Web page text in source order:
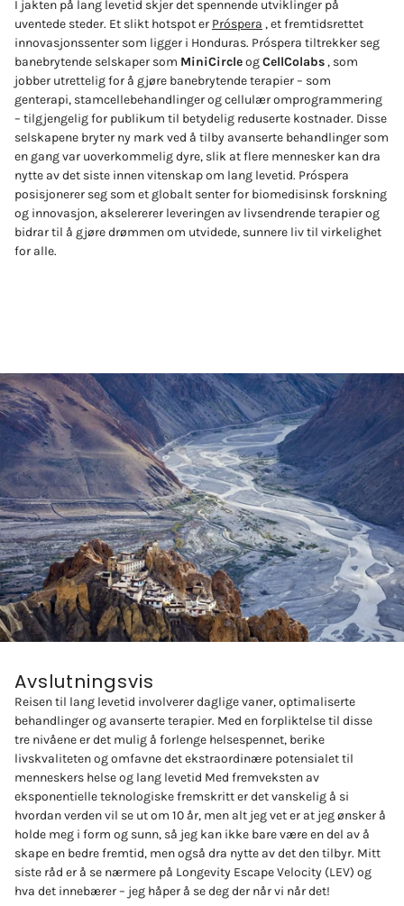
I jakten på lang levetid skjer det spennende utviklinger på
uventede steder. Et slikt hotspot er Próspera , et fremtidsrettet
innovasjonssenter som ligger i Honduras. Próspera tiltrekker seg
banebrytende selskaper som MiniCircleogCellColabs, som
jobber utrettelig for å gjøre banebrytende terapier – som
genterapi, stamcellebehandlinger og cellulær omprogrammering
– tilgjengelig for publikum til betydelig reduserte kostnader. Disse
selskapene bryter ny mark ved å tilby avanserte behandlinger som
en gang var uoverkommelig dyre, slik at flere mennesker kan dra
nytte av det siste innen vitenskap om lang levetid. Próspera
posisjonerer seg som et globalt senter for biomedisinsk forskning
og innovasjon, akselererer leveringen av livsendrende terapier og
bidrar til å gjøre drømmen om utvidede, sunnere liv til virkelighet
for alle.
Avslutningsvis
Reisen til lang levetid involverer daglige vaner, optimaliserte
behandlinger og avanserte terapier. Med en forpliktelse til disse
tre nivåene er det mulig å forlenge helsespennet, berike
livskvaliteten og omfavne det ekstraordinære potensialet til
menneskers helse og lang levetid Med fremveksten av
eksponentielle teknologiske fremskritt er det vanskelig å si
hvordan verden vil se ut om 10 år, men alt jeg vet er at jeg ønsker å
holde meg i form og sunn, så jeg kan ikke bare være en del av å
skape en bedre fremtid, men også dra nytte av det den tilbyr. Mitt
siste råd er å se nærmere på Longevity Escape Velocity (LEV) og
hva det innebærer – jeg håper å se deg der når vi når det!